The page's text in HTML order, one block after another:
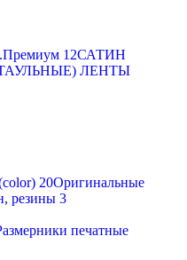
12САТИН
ЛЕНТЫ
20Оригинальные
резины 3
печатные